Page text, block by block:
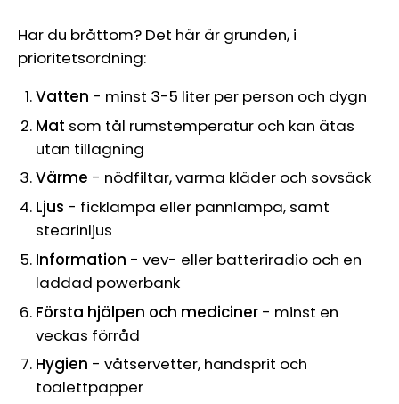
Har du bråttom? Det här är grunden, i
prioritetsordning:
Vatten - minst 3-5 liter per person och dygn
Mat som tål rumstemperatur och kan ätas
utan tillagning
Värme - nödfiltar, varma kläder och sovsäck
Ljus - ficklampa eller pannlampa, samt
stearinljus
Information - vev- eller batteriradio och en
laddad powerbank
Första hjälpen och mediciner - minst en
veckas förråd
Hygien - våtservetter, handsprit och
toalettpapper